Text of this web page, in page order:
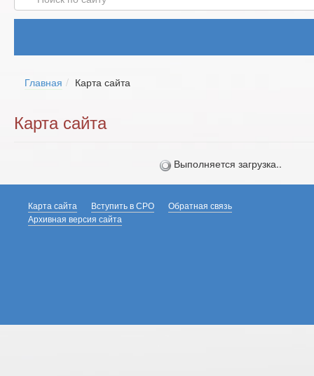
Главная Карта сайта
Карта сайта
Выполняется загрузка..
Карта сайта Вступить в СРО
Обратная связь
Архивная версия сайта